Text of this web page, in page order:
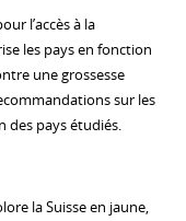
l’accès à la
les pays en fonction
une grossesse
sur les
des pays étudiés.
la Suisse en jaune,